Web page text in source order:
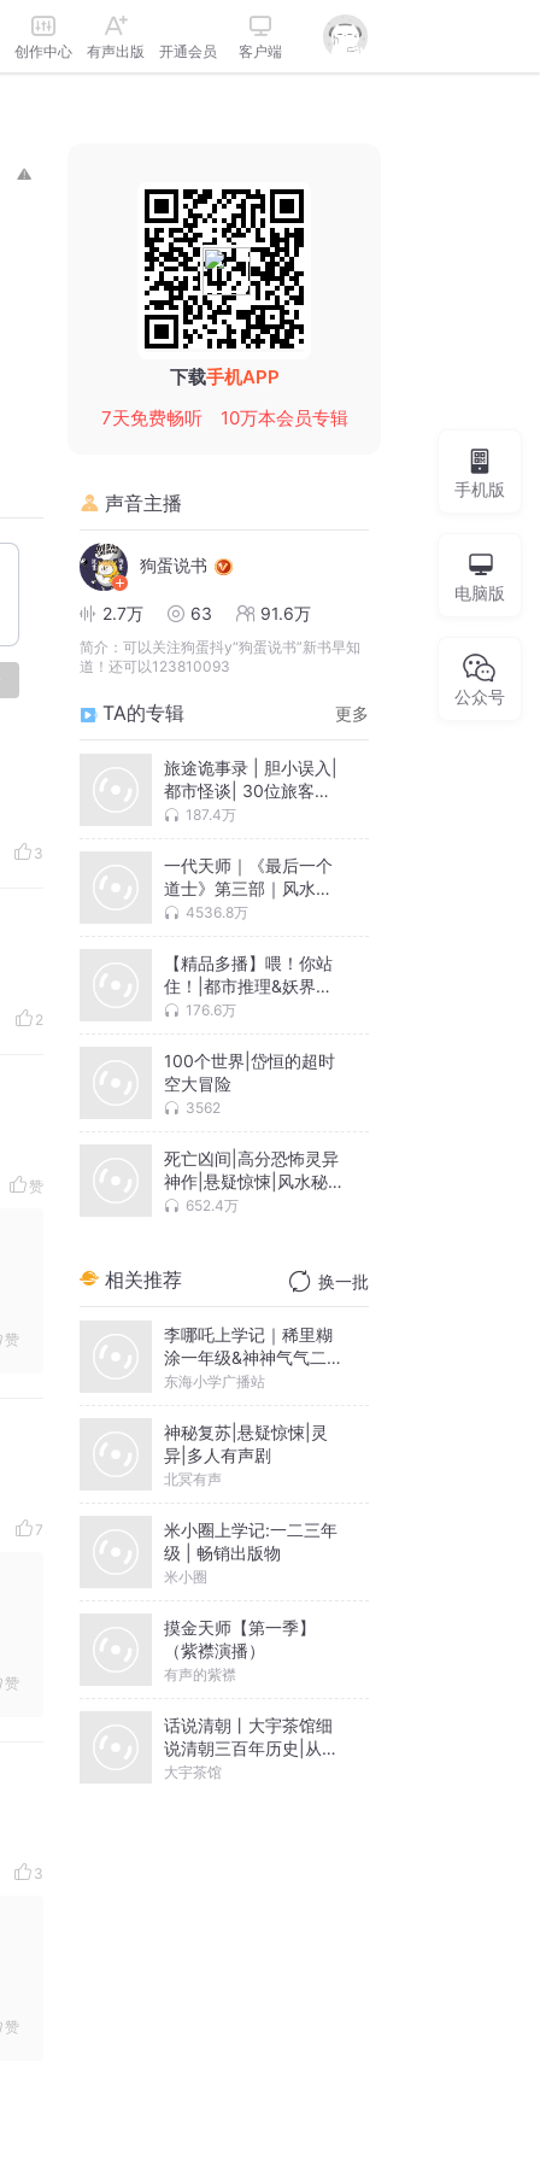
创作中心 有声出版 开通会员 客户端
3
2
赞
赞
7
赞
3
赞
下载手机APP
7天免费畅听
10万本会员专辑
声音主播
狗蛋说书
2.7万 63 91.6万
简介： 可以关注狗蛋抖y“狗蛋说书”新书早知
道！还可以123810093
TA的专辑 更多
旅途诡事录 | 胆小误入|
都市怪谈| 30位旅客的
亲身经历
187.4万
一代天师｜《最后一个
道士》第三部｜风水秘
术神作｜夏忆著｜狗蛋
4536.8万
【精品多播】喂！你站
住！|都市推理&妖界探
案 176.6万
100个世界|岱恒的超时
空大冒险
3562
死亡凶间|高分恐怖灵异
神作|悬疑惊悚|风水秘
术|特殊现场清理师|狗蛋
652.4万
相关推荐 换一批
李哪吒上学记｜稀里糊
涂一年级&神神气气二年
级
东海小学广播站
神秘复苏|悬疑惊悚|灵
异|多人有声剧
北冥有声
米小圈上学记:一二三年
级 | 畅销出版物
米小圈
摸金天师【第一季】
（紫襟演播）
有声的紫襟
话说清朝丨大宇茶馆细
说清朝三百年历史|从努
尔哈赤到末代皇帝溥仪|
大宇茶馆
手机版
电脑版
公众号